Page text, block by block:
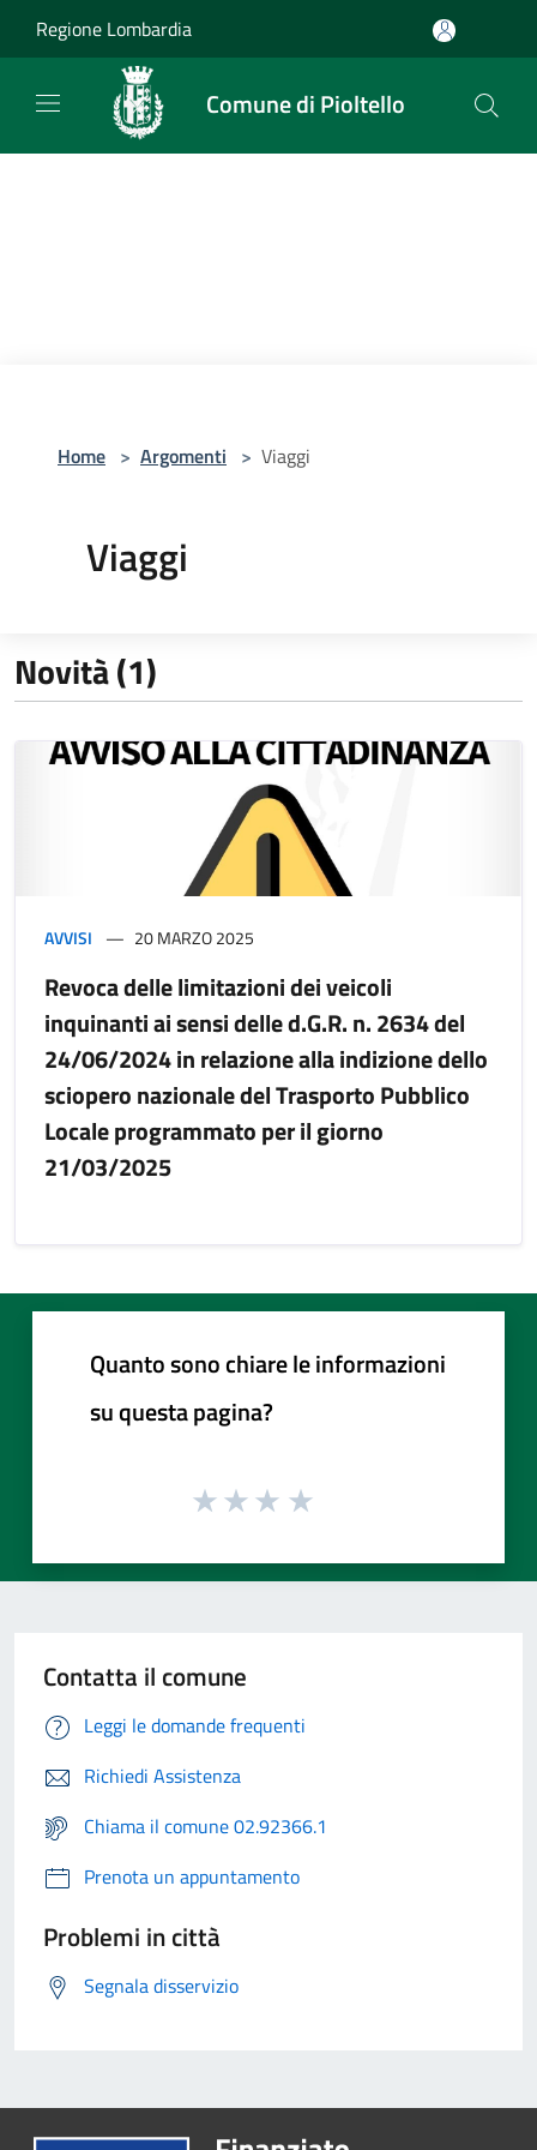
Regione Lombardia
Comune di Pioltello
Home > Argomenti > Viaggi
Viaggi
Novità (1)
AVVISI 20 MARZO 2025
Revoca delle limitazioni dei veicoli
inquinanti ai sensi delle d.G.R. n. 2634 del
24/06/2024 in relazione alla indizione dello
sciopero nazionale del Trasporto Pubblico
Locale programmato per il giorno
21/03/2025
Quanto sono chiare le informazioni
su questa pagina?
Contatta il comune
Leggi le domande frequenti
Richiedi Assistenza
Chiama il comune 02.92366.1
Prenota un appuntamento
Problemi in città
Segnala disservizio